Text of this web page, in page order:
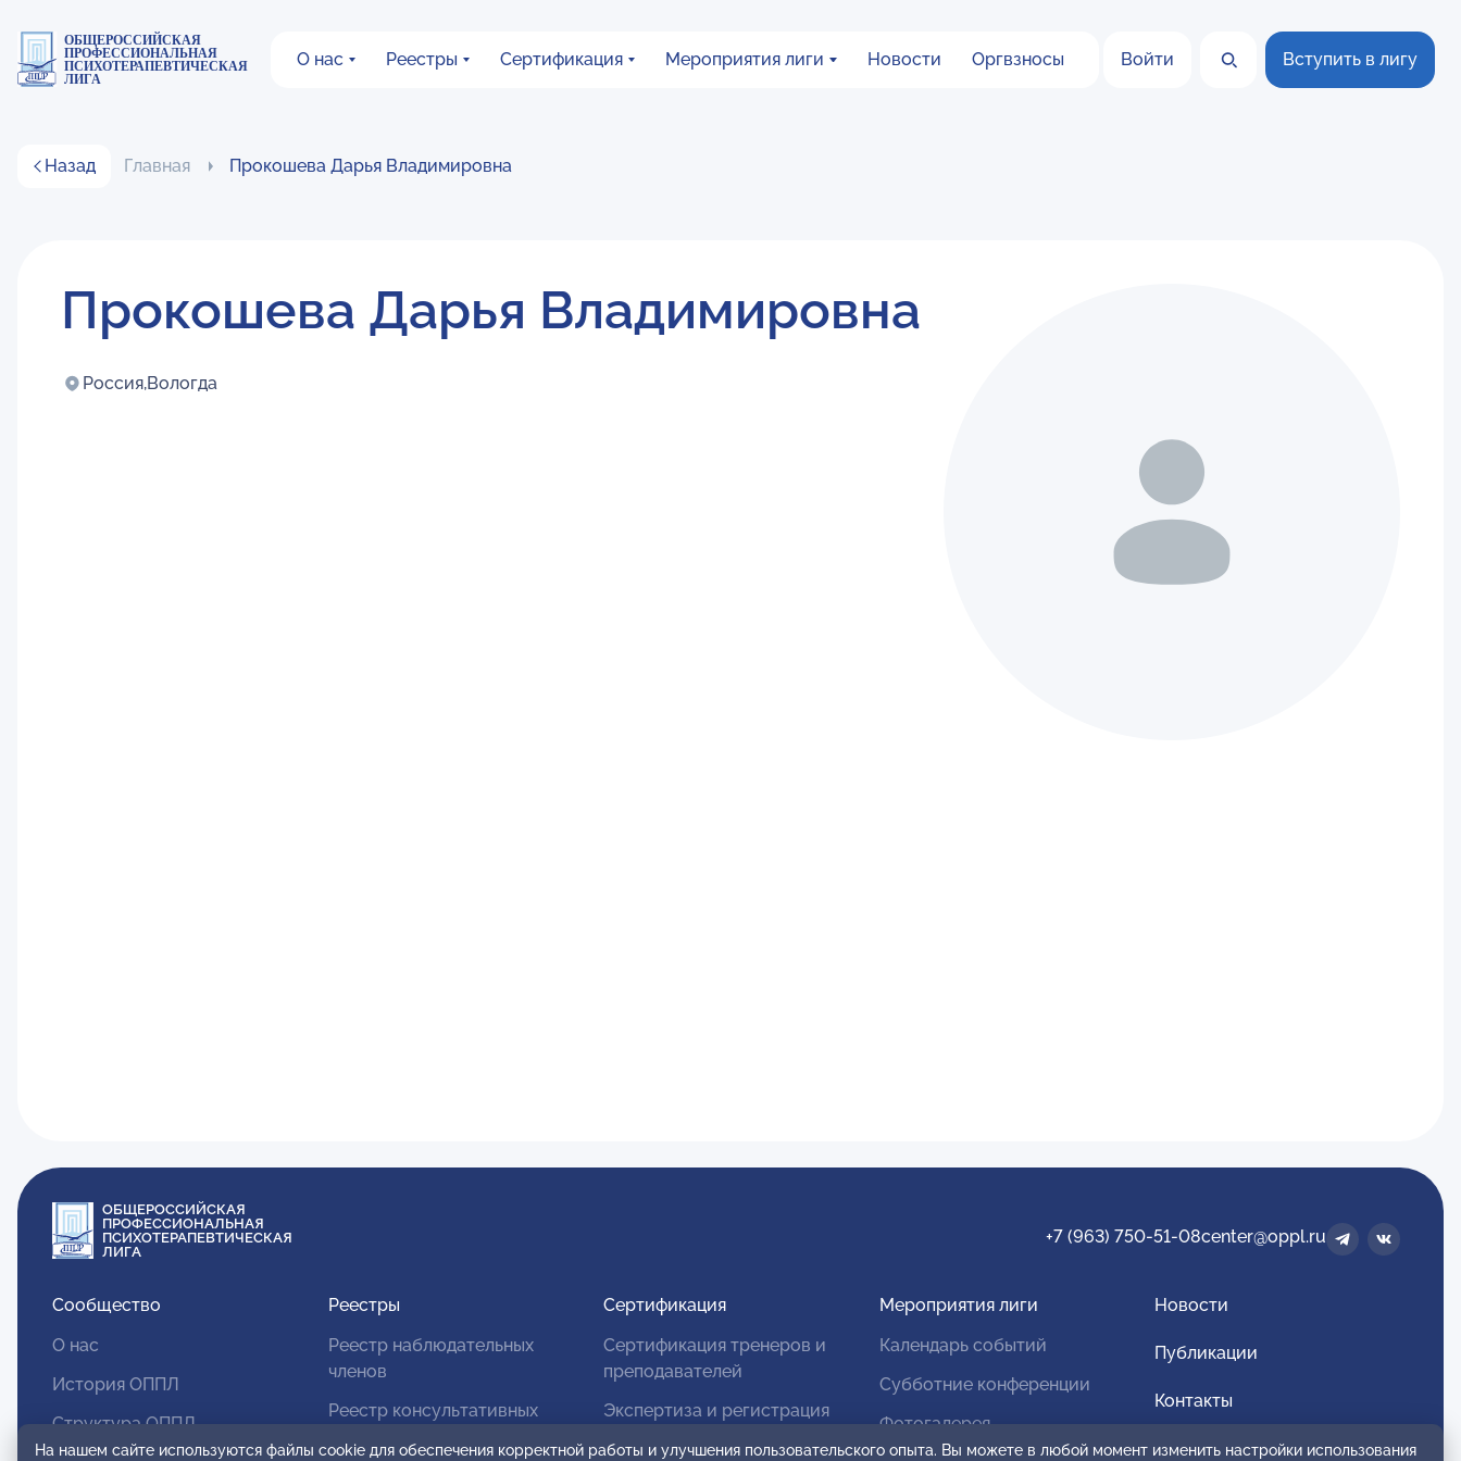
ОБЩЕРОССИЙСКАЯ
ПРОФЕССИОНАЛЬНАЯ
ПСИХОТЕРАПЕВТИЧЕСКАЯ
ЛИГА
О нас Реестры Сертификация Мероприятия лиги Новости Оргвзносы Войти Вступить в лигу
Назад Главная Прокошева Дарья Владимировна
Прокошева Дарья Владимировна
Россия,Вологда
ОБЩЕРОССИЙСКАЯ
ПРОФЕССИОНАЛЬНАЯ
ПСИХОТЕРАПЕВТИЧЕСКАЯ
ЛИГА
+7 (963) 750-51-08center@oppl.ru
Сообщество
О нас
История ОППЛ
Структура ОППЛ
Реестры
Реестр наблюдательных
членов
Реестр консультативных
Сертификация
Сертификация тренеров и
преподавателей
Экспертиза и регистрация
Мероприятия лиги
Календарь событий
Субботние конференции
Фотогалерея
Новости
Публикации
Контакты
Для спонсоров и партнеров
На нашем сайте используются файлы cookie для обеспечения корректной работы и улучшения пользовательского опыта. Вы можете в любой момент изменить настройки использования